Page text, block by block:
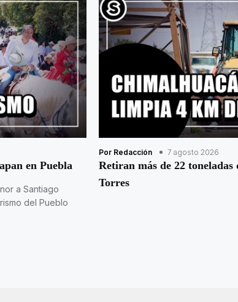
en Puebla
a Santiago
del Pueblo
Por Redacción 7 agosto 2026
Retiran más de 22 toneladas
Torres